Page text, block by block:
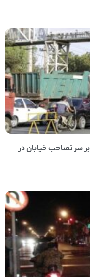
سر تصاحب خیابان در